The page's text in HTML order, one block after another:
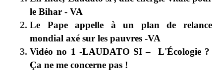
le Bihar - VA
Le Pape appelle à un plan de relance
mondial axé sur les pauvres -VA
Vidéo no 1 -LAUDATO SI – L'Écologie ?
Ça ne me concerne pas !